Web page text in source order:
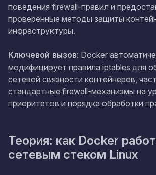
поведения firewall-правил и
проверенные методы защиты
инфраструктуры.
Ключевой вызов: Docker
модифицирует правила iptables для
сетевой связности контейнеров,
стандартные firewall-механизмы на
приоритетов и порядка обработки
Теория: как Docker
сетевым стеком Linux